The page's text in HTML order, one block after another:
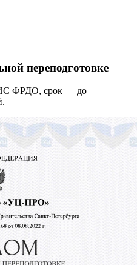
переподготовке
ФРДО, срок — до